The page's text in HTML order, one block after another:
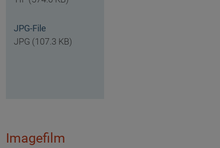
JPG-File
JPG (107.3 KB)
Imagefilm